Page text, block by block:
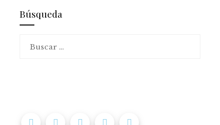
Búsqueda